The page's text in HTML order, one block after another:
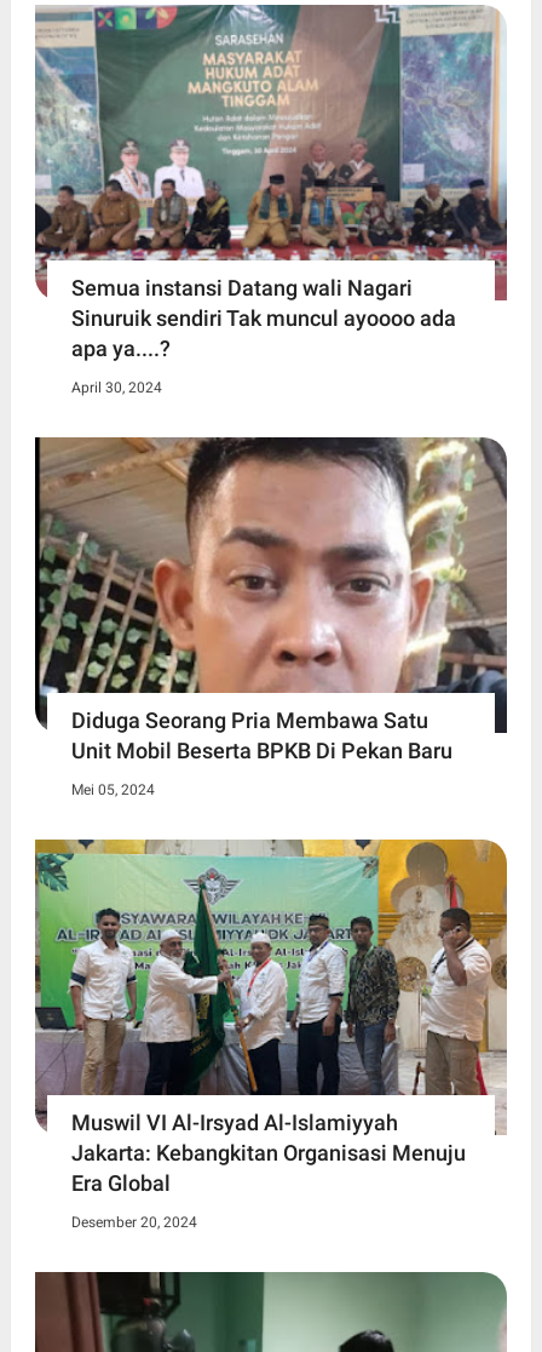
Semua instansi Datang wali Nagari
Sinuruik sendiri Tak muncul ayoooo ada
apa ya....?
April 30, 2024
Diduga Seorang Pria Membawa Satu
Unit Mobil Beserta BPKB Di Pekan Baru
Mei 05, 2024
Muswil VI Al-Irsyad Al-Islamiyyah
Jakarta: Kebangkitan Organisasi Menuju
Era Global
Desember 20, 2024